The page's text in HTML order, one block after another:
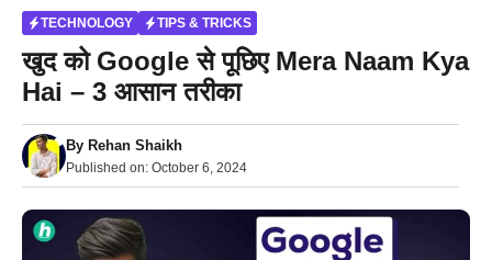
TECHNOLOGY TIPS & TRICKS
खुद को Google से पूछिए Mera Naam Kya
Hai – 3 आसान तरीका
By Rehan Shaikh
Published on: October 6, 2024